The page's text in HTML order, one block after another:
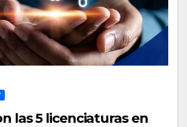
las 5 licenciaturas en